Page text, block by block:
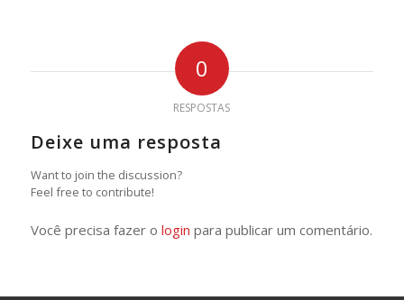
0
RESPOSTAS
Deixe uma resposta
Want to join the discussion?
Feel free to contribute!
Você precisa fazer o login para publicar um comentário.